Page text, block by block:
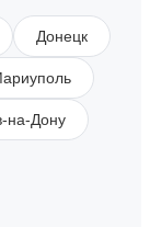
Донецк
на-Дону